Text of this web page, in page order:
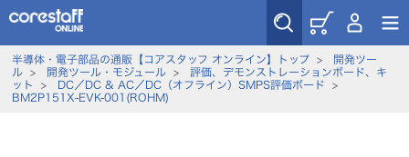
半導体・電子部品の通販【コアスタッフ オンライン】トップ>
開発ツー
ル> 開発ツール・モジュール> 評価、デモンストレーションボード、キ
ット
> DC／DC & AC／DC（オフライン）SMPS評価ボード >
BM2P151X-EVK-001(ROHM)